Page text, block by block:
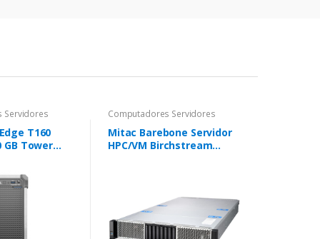
Servidores
T160
GB Tower
SDRAM
Computadores Servidores
Mitac Barebone Servidor
HPC/VM Birchstream